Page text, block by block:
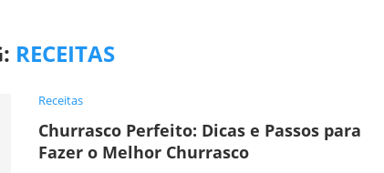
RECEITAS
Receitas
Churrasco Perfeito: Dicas e Passos para
Fazer o Melhor Churrasco